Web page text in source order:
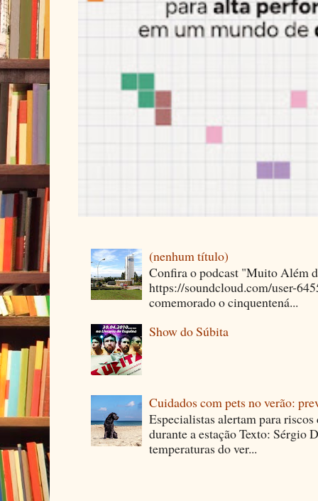
(nenhum título)
Confira o podcast "Muito Além
https://soundcloud.com/user-
comemorado o cinquentená...
Show do Súbita
Cuidados com pets no verão:
Especialistas alertam para
durante a estação Texto: Sérgio
temperaturas do ver...